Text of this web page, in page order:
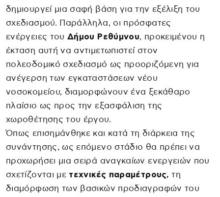
δημιουργεί μια σαφή βάση για την εξέλιξη του
σχεδιασμού. Παράλληλα, οι πρόσφατες
ενέργειες τουΔήμου Ρεθύμνου, προκειμένου η
έκταση αυτή να αντιμετωπιστεί στον
πολεοδομικό σχεδιασμό ως προοριζόμενη για
ανέγερση των εγκαταστάσεων νέου
νοσοκομείου, διαμορφώνουν ένα ξεκάθαρο
πλαίσιο ως προς την εξασφάλιση της
χωροθέτησης του έργου.
Όπως επισημάνθηκε και κατά τη διάρκεια της
συνάντησης, ως επόμενο στάδιο θα πρέπει να
προχωρήσει μια σειρά αναγκαίων ενεργειών που
σχετίζονται με τεχνικές παραμέτρους, τη
διαμόρφωση των βασικών προδιαγραφών του